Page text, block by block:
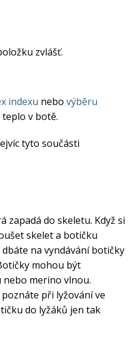
a nosiče
doplňky
a hrany
zvlášť.
indexu nebo výběru
teplo v botě.
tyto součásti
zapadá do skeletu. Když si
skelet a botičku
na vyndávání botičky
mohou být
nebo merino vlnou.
při lyžování ve
do lyžáků jen tak